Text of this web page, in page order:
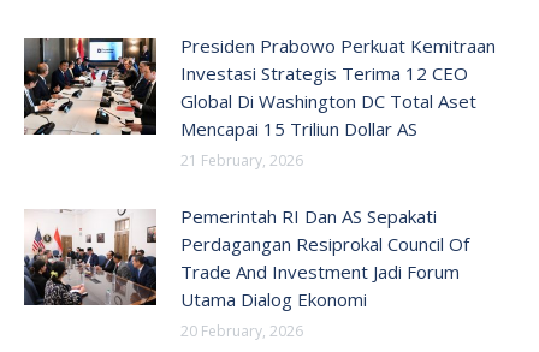
Presiden Prabowo Perkuat Kemitraan
Investasi Strategis Terima 12 CEO
Global Di Washington DC Total Aset
Mencapai 15 Triliun Dollar AS
21 February, 2026
Pemerintah RI Dan AS Sepakati
Perdagangan Resiprokal Council Of
Trade And Investment Jadi Forum
Utama Dialog Ekonomi
20 February, 2026